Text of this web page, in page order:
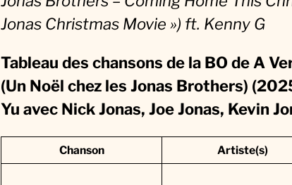
n
N
o
ë
l
Jonas Christmas Movie ») ft. Kenny G
Tableau des chansons de la BO de A
(Un Noël chez les Jonas Brothers)
Yu avec Nick Jonas, Joe Jonas, Kevin
Chanson Artiste(s)